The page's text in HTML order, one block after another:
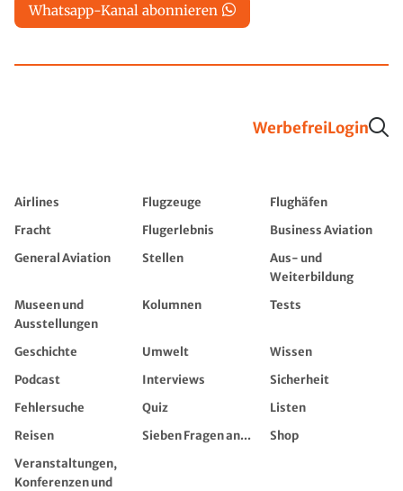
Whatsapp-Kanal abonnieren
WerbefreiLogin
Airlines Flugzeuge
Flughäfen
Fracht
Flugerlebnis
Business Aviation
General Aviation
Stellen
Aus- und
Weiterbildung
Museen und
Ausstellungen
Kolumnen Tests
Geschichte Umwelt
Wissen
Podcast
Interviews
Sicherheit
Fehlersuche
Quiz
Listen
Reisen
Sieben Fragen an...
Shop
Veranstaltungen,
Konferenzen und